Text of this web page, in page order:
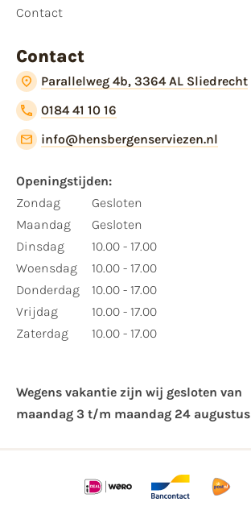
Contact
Contact
Parallelweg 4b, 3364 AL Sliedrecht
0184 41 10 16
info@hensbergenserviezen.nl
Openingstijden:
Zondag
Maandag
Dinsdag
Woensdag
Donderdag
Vrijdag
Zaterdag
Gesloten
Gesloten
10.00 - 17.00
10.00 - 17.00
10.00 - 17.00
10.00 - 17.00
10.00 - 17.00
Wegens vakantie zijn wij gesloten van ​
maandag 3 t/m maandag 24 augustus